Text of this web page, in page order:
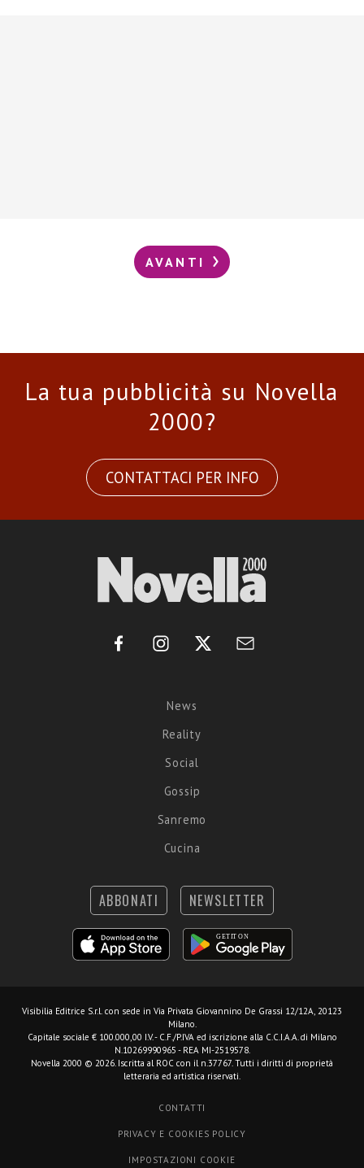
AVANTI
La tua pubblicità su Novella
2000?
CONTATTACI PER INFO
News
Reality
Social
Gossip
Sanremo
Cucina
ABBONATI NEWSLETTER
Visibilia Editrice S.r.l. con sede in Via Privata Giovannino De Grassi 12/12A, 20123
Milano.
Capitale sociale € 100.000,00 I.V. - C.F./P.IVA ed iscrizione alla C.C.I.A.A. di Milano
N.10269990965 - REA MI-2519578.
Novella 2000 © 2026. Iscritta al ROC con il n.37767. Tutti i diritti di proprietà
letteraria ed artistica riservati.
CONTATTI
PRIVACY E COOKIES POLICY
IMPOSTAZIONI COOKIE